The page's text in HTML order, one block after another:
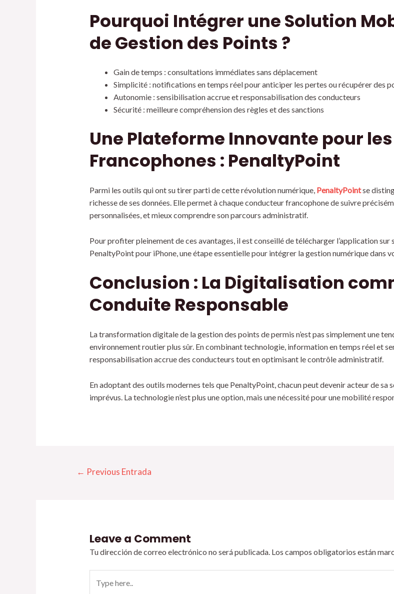
Pourquoi Intégrer une Solution
de Gestion des Points ?
Gain de temps : consultations immédiates sans déplacement
Simplicité : notifications en temps réel pour anticiper les pertes ou récupérer des
Autonomie : sensibilisation accrue et responsabilisation des conducteurs
Sécurité : meilleure compréhension des règles et des sanctions
Une Plateforme Innovante pour
Francophones : PenaltyPoint
Parmi les outils qui ont su tirer parti de cette révolution numérique, PenaltyPointse
richesse de ses données. Elle permet à chaque conducteur francophone de suivre
personnalisées, et mieux comprendre son parcours administratif.
Pour profiter pleinement de ces avantages, il est conseillé de télécharger l’application
PenaltyPoint pour iPhone, une étape essentielle pour intégrer la gestion numérique dans
Conclusion : La Digitalisation
Conduite Responsable
La transformation digitale de la gestion des points de permis n’est pas simplement une
environnement routier plus sûr. En combinant technologie, information en temps réel et
responsabilisation accrue des conducteurs tout en optimisant le contrôle administratif.
En adoptant des outils modernes tels que PenaltyPoint, chacun peut devenir acteur de
imprévus. La technologie n’est plus une option, mais une nécessité pour une mobilité
← Previous Entrada
Leave a Comment
Tu dirección de correo electrónico no será publicada. Los campos obligatorios están
here..